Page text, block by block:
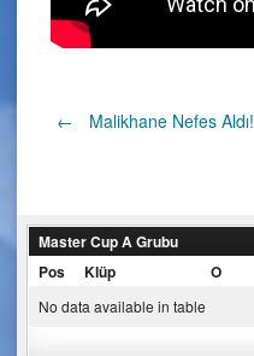
Post
← Malikhane Nefes Aldı!
Master Cup A Grubu
Pos
Klüp O
No data available in table